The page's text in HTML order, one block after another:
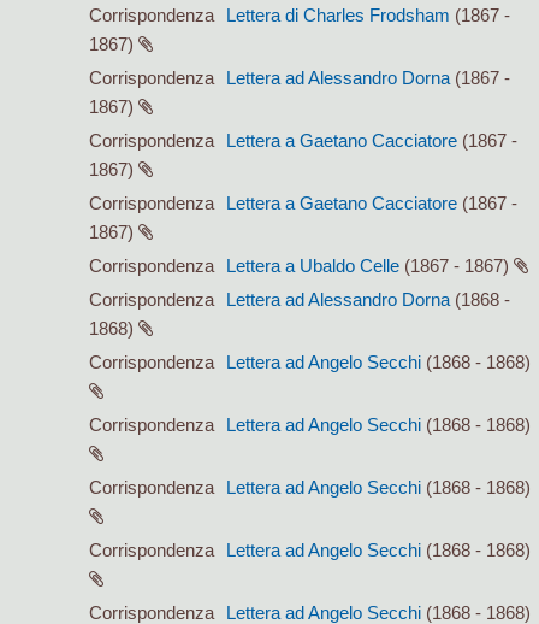
Corrispondenza
Lettera di Charles Frodsham (1867 -
1867)
Corrispondenza
Lettera ad Alessandro Dorna (1867 -
1867)
Corrispondenza
Lettera a Gaetano Cacciatore (1867 -
1867)
Corrispondenza
Lettera a Gaetano Cacciatore (1867 -
1867)
Corrispondenza
Lettera a Ubaldo Celle (1867 - 1867)
Corrispondenza
Lettera ad Alessandro Dorna (1868 -
1868)
Corrispondenza
Lettera ad Angelo Secchi (1868 - 1868)
Corrispondenza Lettera ad Angelo Secchi (1868 - 1868)
Corrispondenza Lettera ad Angelo Secchi (1868 - 1868)
Corrispondenza Lettera ad Angelo Secchi (1868 - 1868)
Corrispondenza Lettera ad Angelo Secchi (1868 - 1868)